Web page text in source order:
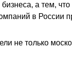
а тем,
в России
не только